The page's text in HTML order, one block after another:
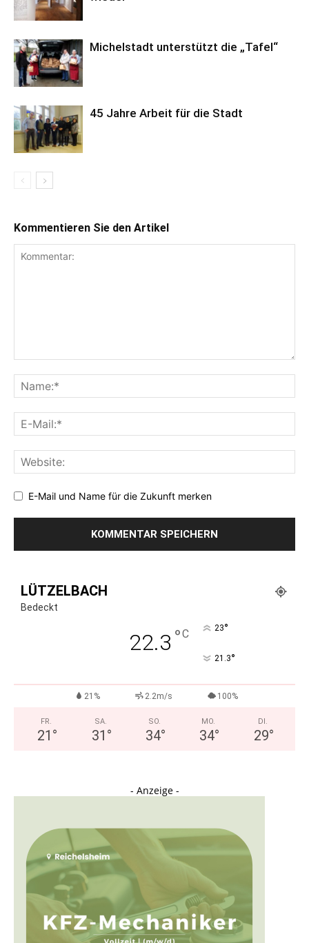
Michelstadt unterstützt die „Tafel“
45 Jahre Arbeit für die Stadt
Kommentieren Sie den Artikel
E-Mail und Name für die Zukunft merken
LÜTZELBACH
Bedeckt
22.3 °C 23°
21.3°
21% 2.2m/s 100%
FR.
21 °
SA.
31 °
SO.
34°
MO.
34°
DI.
29°
- Anzeige -